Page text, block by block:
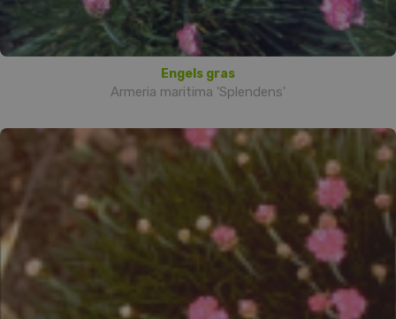
Engels gras
Armeria maritima 'Splendens'